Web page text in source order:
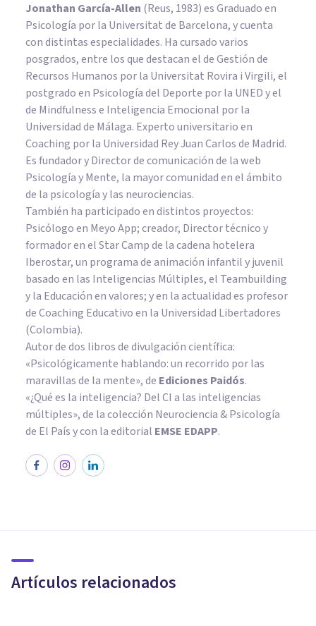
Jonathan García-Allen (Reus, 1983) es Graduado en
Psicología por la Universitat de Barcelona, y cuenta
con distintas especialidades. Ha cursado varios
posgrados, entre los que destacan el de Gestión de
Recursos Humanos por la Universitat Rovira i Virgili, el
postgrado en Psicología del Deporte por la UNED y el
de Mindfulness e Inteligencia Emocional por la
Universidad de Málaga. Experto universitario en
Coaching por la Universidad Rey Juan Carlos de Madrid.
Es fundador y Director de comunicación de la web
Psicología y Mente, la mayor comunidad en el ámbito
de la psicología y las neurociencias.
También ha participado en distintos proyectos:
Psicólogo en Meyo App; creador, Director técnico y
formador en el Star Camp de la cadena hotelera
Iberostar, un programa de animación infantil y juvenil
basado en las Inteligencias Múltiples, el Teambuilding
y la Educación en valores; y en la actualidad es profesor
de Coaching Educativo en la Universidad Libertadores
(Colombia).
Autor de dos libros de divulgación científica:
«Psicológicamente hablando: un recorrido por las
maravillas de la mente», de Ediciones Paidós.
«¿Qué es la inteligencia? Del CI a las inteligencias
múltiples», de la colección Neurociencia & Psicología
de El País y con la editorial EMSE EDAPP.
Artículos relacionados
más comunes